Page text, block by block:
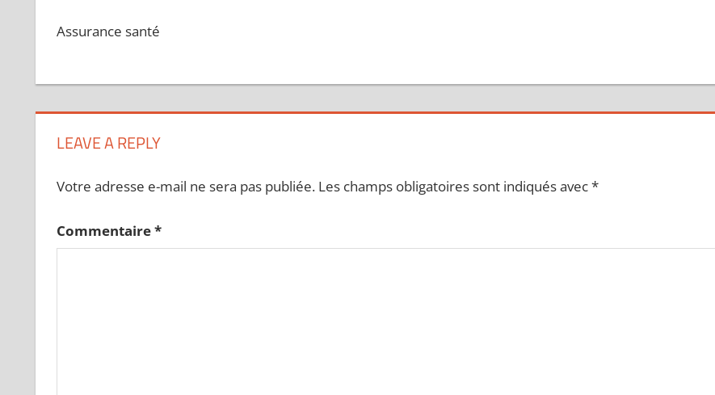
Assurance santé
LEAVE A REPLY
Votre adresse e-mail ne sera pas publiée. Les champs obligatoires sont indiqués avec*
Commentaire*